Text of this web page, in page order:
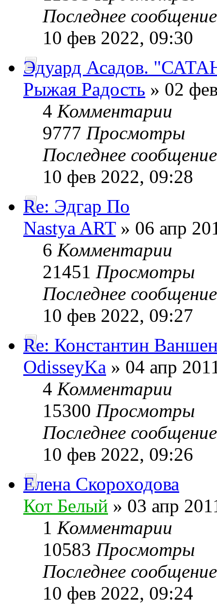
Последнее
10 фев 2022, 09:30
Эдуард Асадов.
Рыжая Радость » 02
4 Комментарии
9777 Просмотры
Последнее
10 фев 2022, 09:28
Re: Эдгар По
Nastya ART» 06 апр
6 Комментарии
21451 Просмотры
Последнее
10 фев 2022, 09:27
Re: Константин
OdisseyKa » 04 апр
4 Комментарии
15300 Просмотры
Последнее
10 фев 2022, 09:26
Елена Скороходова
Кот Белый » 03 апр
1 Комментарии
10583 Просмотры
Последнее
10 фев 2022, 09:24